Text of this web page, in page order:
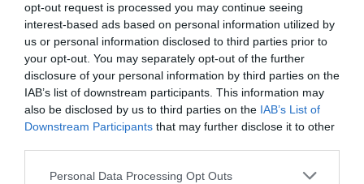
opt-out request is processed you may continue seeing
interest-based ads based on personal information utilized by
us or personal information disclosed to third parties prior to
your opt-out. You may separately opt-out of the further
disclosure of your personal information by third parties on the
IAB’s list of downstream participants. This information may
also be disclosed by us to third parties on the IAB’s List of
Downstream Participants that may further disclose it to other
Personal Data Processing Opt Outs
Κυριάκος Βελόπουλος: «Η Μεσσηνία
είναι από τους πλέον αδικημένους
νομούς»
30/06/2022 09:37
Έγκλημα της κυβέρνησης το Turkaegean Ο πρόεδρος
της Ελληνικής Λύσης, Κυριάκος Βελόπουλος μαζί